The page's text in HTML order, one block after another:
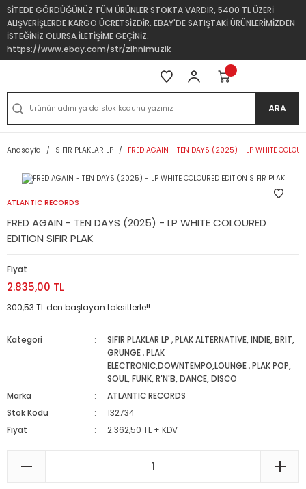
SİTEDE GÖRDÜĞÜNÜZ TÜM ÜRÜNLER STOKTA VARDIR, 5400 TL ÜZERİ
ALIŞVERİŞLERDE KARGO ÜCRETSİZDİR. EBAY'DE SATIŞTAKİ ÜRÜNLERİMİZDEN
İSTEĞİNİZ OLURSA İLETİŞİME GEÇİNİZ.
https://www.ebay.com/str/zihnimuzik
ARA
Anasayfa SIFIR PLAKLAR LP FRED AGAIN - TEN DAYS (2025) - LP WHITE
ATLANTIC RECORDS
FRED AGAIN - TEN DAYS (2025) - LP WHITE COLOURED
EDITION SIFIR PLAK
Fiyat
2.835,00 TL
300,53 TL den başlayan taksitlerle!!
Kategori SIFIR PLAKLAR LP ,PLAK ALTERNATIVE, INDIE, BRIT,
GRUNGE ,PLAK
ELECTRONIC,DOWNTEMPO,LOUNGE ,PLAK POP,
SOUL, FUNK, R'N'B, DANCE, DISCO
Marka
ATLANTIC RECORDS
Stok Kodu
132734
Fiyat
2.362,50 TL + KDV